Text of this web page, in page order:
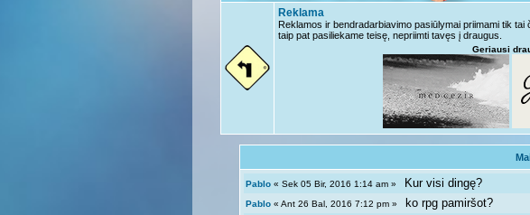
Reklama
Reklamos ir bendradarbiavimo pasiūlymai priimami tik
taip pat pasiliekame teisę, nepriimti tavęs į draugus.
Geriausi
Pablo « Sek 05 Bir, 2016 1:14 am » Kur visi dingę?
Pablo « Ant 26 Bal, 2016 7:12 pm » ko rpg pamiršot?